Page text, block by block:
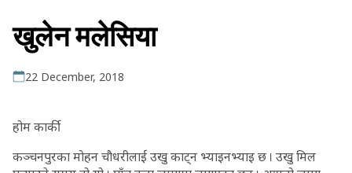
खुलेन मलेसिया
22 December, 2018
होम कार्की
कञ्चनपुरका मोहन चौधरीलाई उखु काट्न भ्याइनभ्याइ छ । उखु मिल